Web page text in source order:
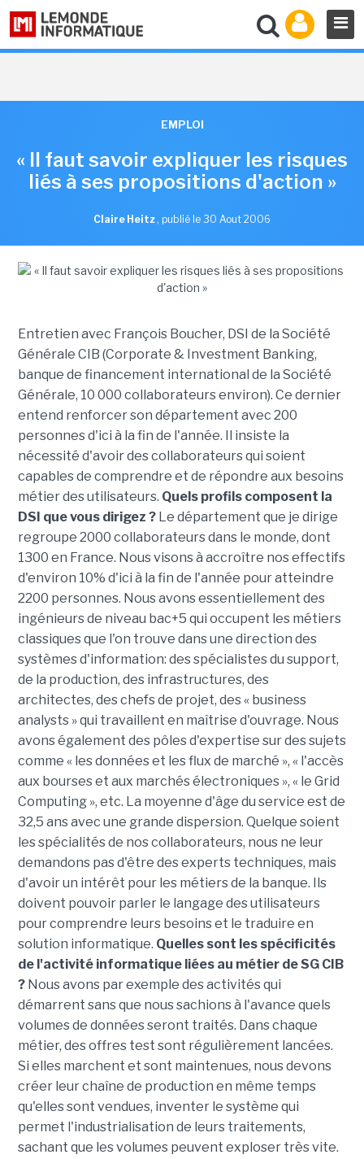
EMPLOI
« Il faut savoir expliquer les risques
liés à ses propositions d'action »
Claire Heitz , publié le 30 Aout 2006
Entretien avec François Boucher, DSI de la Société
Générale CIB (Corporate & Investment Banking,
banque de financement international de la Société
Générale, 10 000 collaborateurs environ). Ce dernier
entend renforcer son département avec 200
personnes d'ici à la fin de l'année. Il insiste la
nécessité d'avoir des collaborateurs qui soient
capables de comprendre et de répondre aux besoins
métier des utilisateurs. Quels profils composent la
DSI que vous dirigez ? Le département que je dirige
regroupe 2000 collaborateurs dans le monde, dont
1300 en France. Nous visons à accroître nos effectifs
d'environ 10% d'ici à la fin de l'année pour atteindre
2200 personnes. Nous avons essentiellement des
ingénieurs de niveau bac+5 qui occupent les métiers
classiques que l'on trouve dans une direction des
systèmes d'information: des spécialistes du support,
de la production, des infrastructures, des
architectes, des chefs de projet, des « business
analysts » qui travaillent en maîtrise d'ouvrage. Nous
avons également des pôles d'expertise sur des sujets
comme « les données et les flux de marché », « l'accès
aux bourses et aux marchés électroniques », « le Grid
Computing », etc. La moyenne d'âge du service est de
32,5 ans avec une grande dispersion. Quelque soient
les spécialités de nos collaborateurs, nous ne leur
demandons pas d'être des experts techniques, mais
d'avoir un intérêt pour les métiers de la banque. Ils
doivent pouvoir parler le langage des utilisateurs
pour comprendre leurs besoins et le traduire en
solution informatique. Quelles sont les spécificités
de l'activité informatique liées au métier de SG CIB
? Nous avons par exemple des activités qui
démarrent sans que nous sachions à l'avance quels
volumes de données seront traités. Dans chaque
métier, des offres test sont régulièrement lancées.
Si elles marchent et sont maintenues, nous devons
créer leur chaîne de production en même temps
qu'elles sont vendues, inventer le système qui
permet l'industrialisation de leurs traitements,
sachant que les volumes peuvent exploser très vite.